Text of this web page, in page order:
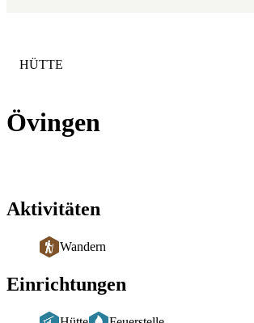
Övingen
KATEGORIE
HÜTTE
Aktivitäten
Wandern
Einrichtungen